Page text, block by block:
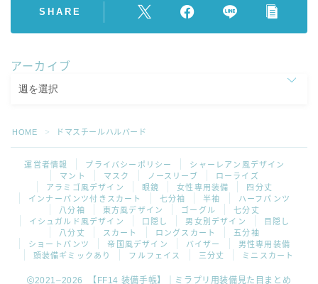
SHARE
アーカイブ
HOME ＞ ドマスチールハルバード
運営者情報 プライバシーポリシー
シャーレアン風デザイン
マント
マスク ノースリーブ
ローライズ
アラミゴ風デザイン
眼鏡 女性専用装備
四分丈
インナーパンツ付きスカート
七分袖 半袖
ハーフパンツ
八分袖
東方風デザイン ゴーグル
七分丈
イシュガルド風デザイン
口隠し 男女別デザイン
目隠し
八分丈
スカート ロングスカート
五分袖
ショートパンツ
帝国風デザイン バイザー
男性専用装備
頭装備ギミックあり
フルフェイス 三分丈 ミニスカート
2021–2026 【FF14 装備手帳】｜ミラプリ用装備見た目まとめ